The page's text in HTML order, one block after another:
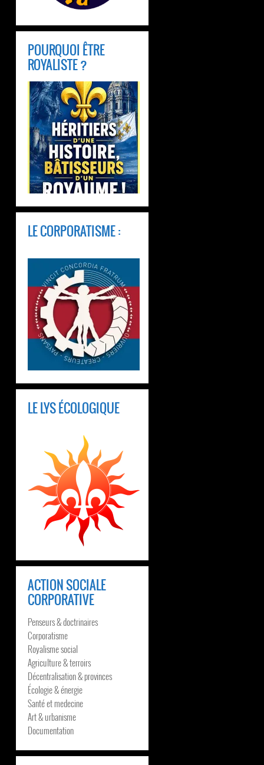
POURQUOI ÊTRE
ROYALISTE ?
LE CORPORATISME :
LE LYS ÉCOLOGIQUE
ACTION SOCIALE
CORPORATIVE
Penseurs & doctrinaires
Corporatisme
Royalisme social
Agriculture & terroirs
Décentralisation & provinces
Écologie & énergie
Santé et medecine
Art & urbanisme
Documentation